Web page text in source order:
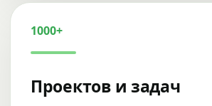
1000+
Проектов и задач